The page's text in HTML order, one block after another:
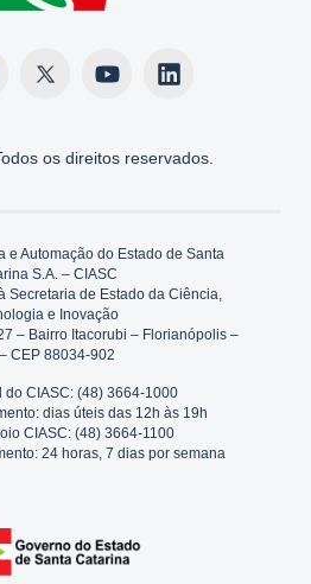
os direitos reservados.
e Automação do Estado de Santa
S.A. – CIASC
Secretaria de Estado da Ciência,
e Inovação
– Bairro Itacorubi – Florianópolis –
CEP 88034-902
do CIASC: (48) 3664-1000
dias úteis das 12h às 19h
CIASC: (48) 3664-1100
24 horas, 7 dias por semana